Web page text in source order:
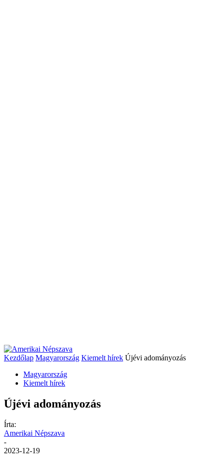
Kezdőlap Magyarország Kiemelt hírek Újévi adományozás
Magyarország
Kiemelt hírek
Újévi adományozás
Írta:
Amerikai Népszava
-
2023-12-19